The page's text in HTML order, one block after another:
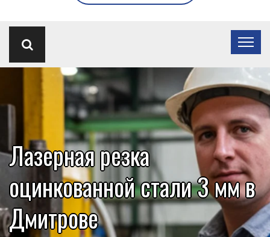
Лазерная резка
оцинкованной стали 3 мм в
Дмитрове